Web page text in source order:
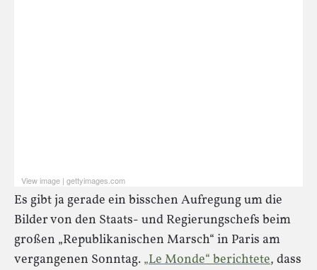
Sie sehen gerade einen Platzhalterinhalt von Standard
Um auf den eigentlichen Inhalt zuzugreifen, klicken Sie auf
den Button unten. Bitte beachten Sie, dass dabei Daten an
Drittanbieter weitergegeben werden.
Inhalt entsperren
View image | gettyimages.com
Es gibt ja gerade ein bisschen Aufregung um die
Bilder von den Staats- und Regierungschefs beim
großen „Republikanischen Marsch“ in Paris am
vergangenen Sonntag. „Le Monde“ berichtete, dass